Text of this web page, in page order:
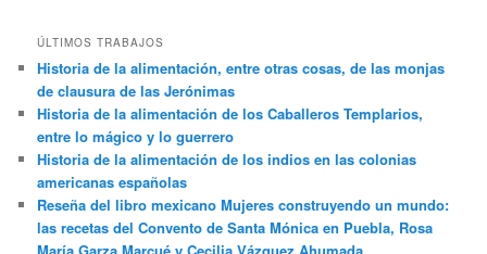
ÚLTIMOS TRABAJOS
Historia de la alimentación, entre otras cosas, de las monjas
de clausura de las Jerónimas
Historia de la alimentación de los Caballeros Templarios,
entre lo mágico y lo guerrero
Historia de la alimentación de los indios en las colonias
americanas españolas
Reseña del libro mexicano Mujeres construyendo un mundo:
las recetas del Convento de Santa Mónica en Puebla, Rosa